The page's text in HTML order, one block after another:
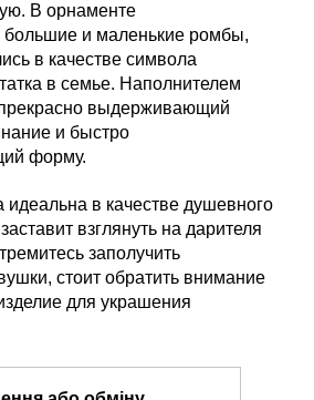
В орнаменте
большие и маленькие ромбы,
в качестве символа
в семье. Наполнителем
выдерживающий
и быстро
форму.
в качестве душевного
взглянуть на дарителя
заполучить
стоит обратить внимание
для украшения